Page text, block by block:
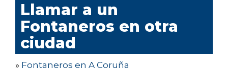
Llamar a un
Fontaneros en otra
ciudad
» Fontaneros en A Coruña